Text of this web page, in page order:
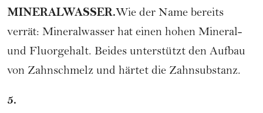
MINERALWASSER.Wie der Name bereits
verrät: Mineralwasser hat einen hohen Mineral-
und Fluorgehalt. Beides unterstützt den Aufbau
von Zahnschmelz und härtet die Zahnsubstanz.
5.